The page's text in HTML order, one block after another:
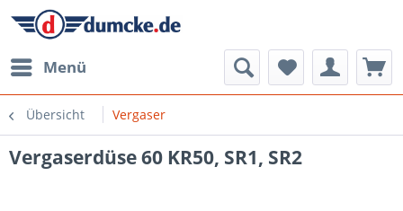
Menü
Übersicht Vergaser
Vergaserdüse 60 KR50, SR1, SR2